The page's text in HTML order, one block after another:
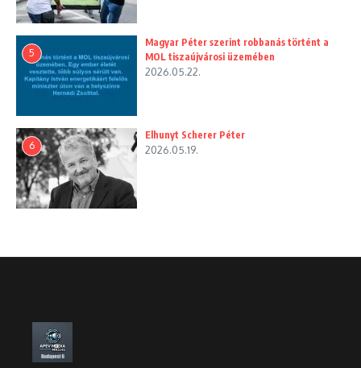
5
Magyar Péter szerint robbanás történt a
MOL tiszaújvárosi üzemében
2026.05.22.
6
Elhunyt Scherer Péter
2026.05.19.